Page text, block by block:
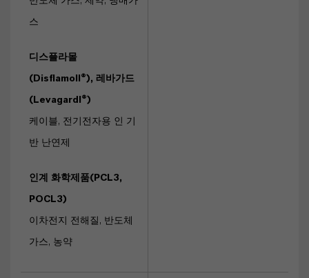
스
디스플라몰
(Disflamoll®), 레바가드
(Levagardl®)
케이블, 전기전자용 인 기
반 난연제
인계 화학제품(PCL3,
POCL3)
이차전지 전해질, 반도체
가스, 농약